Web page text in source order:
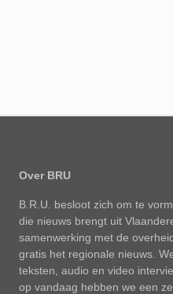
Over BRU
B.R.U. besloot zich om te
die nieuws brengt uit
samenwerking met de
gratis het regionale nieuws.
teksten, audio en video
op vandaag hebben we een